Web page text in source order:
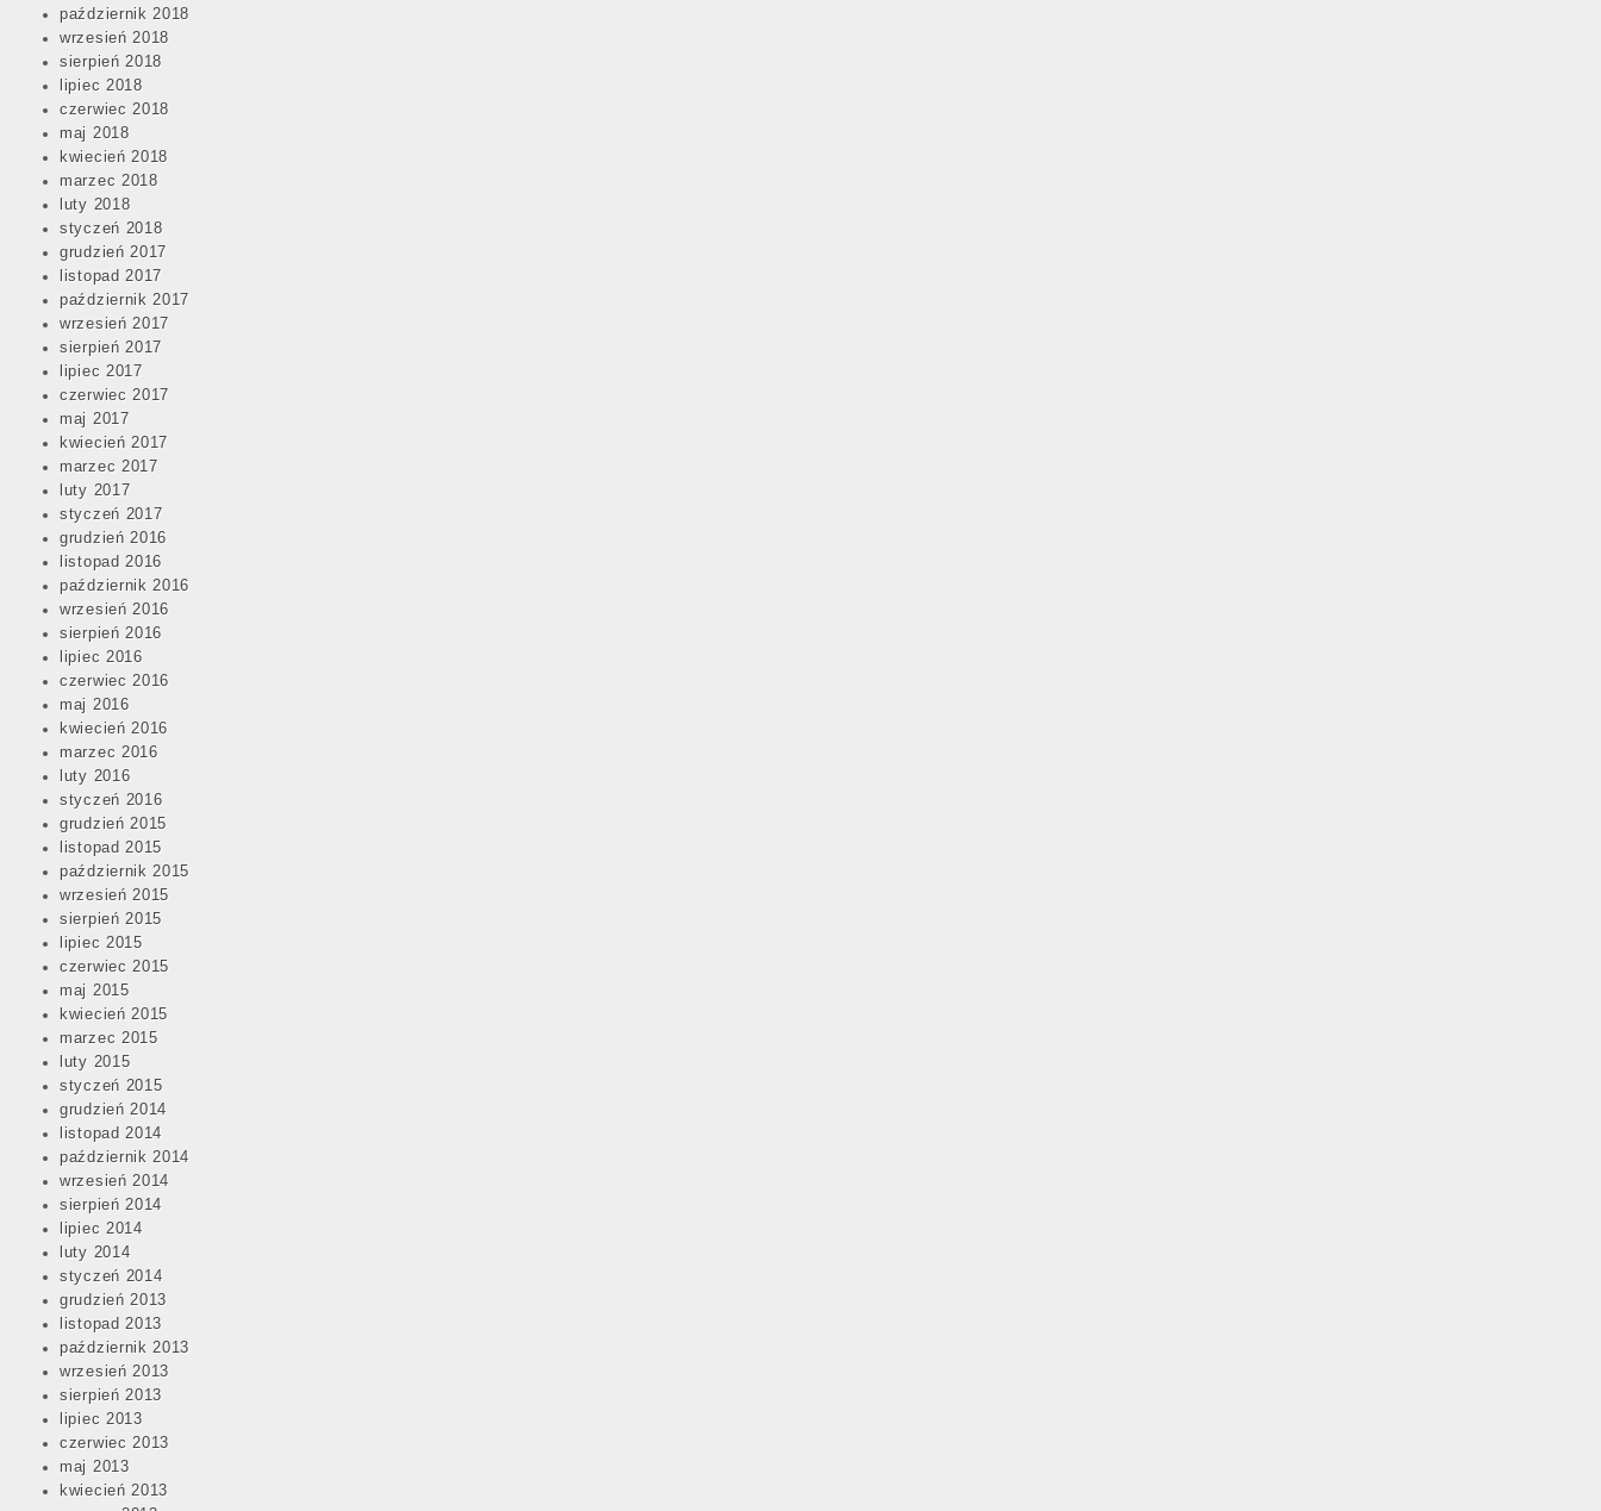
październik 2018
wrzesień 2018
sierpień 2018
lipiec 2018
czerwiec 2018
maj 2018
kwiecień 2018
marzec 2018
luty 2018
styczeń 2018
grudzień 2017
listopad 2017
październik 2017
wrzesień 2017
sierpień 2017
lipiec 2017
czerwiec 2017
maj 2017
kwiecień 2017
marzec 2017
luty 2017
styczeń 2017
grudzień 2016
listopad 2016
październik 2016
wrzesień 2016
sierpień 2016
lipiec 2016
czerwiec 2016
maj 2016
kwiecień 2016
marzec 2016
luty 2016
styczeń 2016
grudzień 2015
listopad 2015
październik 2015
wrzesień 2015
sierpień 2015
lipiec 2015
czerwiec 2015
maj 2015
kwiecień 2015
marzec 2015
luty 2015
styczeń 2015
grudzień 2014
listopad 2014
październik 2014
wrzesień 2014
sierpień 2014
lipiec 2014
luty 2014
styczeń 2014
grudzień 2013
listopad 2013
październik 2013
wrzesień 2013
sierpień 2013
lipiec 2013
czerwiec 2013
maj 2013
kwiecień 2013